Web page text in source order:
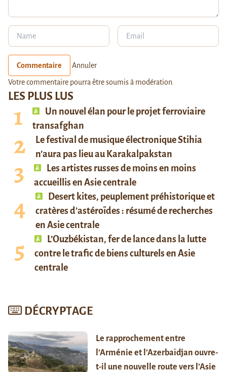
LES PLUS LUS
Un nouvel élan pour le projet ferroviaire
transafghan
Le festival de musique électronique Stihia
n’aura pas lieu au Karakalpakstan
Les artistes russes de moins en moins
accueillis en Asie centrale
Desert kites, peuplement préhistorique et
cratères d’astéroïdes : résumé de recherches
en Asie centrale
L’Ouzbékistan, fer de lance dans la lutte
contre le trafic de biens culturels en Asie
centrale
DÉCRYPTAGE
Le rapprochement entre
l’Arménie et l’Azerbaïdjan ouvre-
t-il une nouvelle route vers l’Asie
Commentaire Annuler
Votre commentaire pourra être soumis à modération.